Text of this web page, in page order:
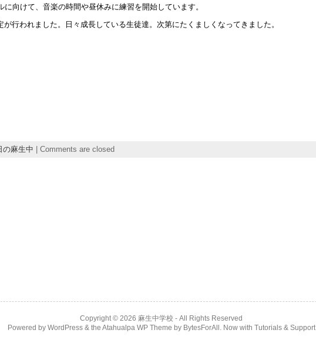
向けて、音楽の時間や昼休みに練習を開始しています。
が行われました。日々成長している生徒達。次第にたくましくなってきました。
の麻生中 Comments are closed
Copyright © 2026 麻生中学校 - All Rights Reserved
Powered by WordPress& the Atahualpa WP Theme by BytesForAll . Now with Tutorials & Support